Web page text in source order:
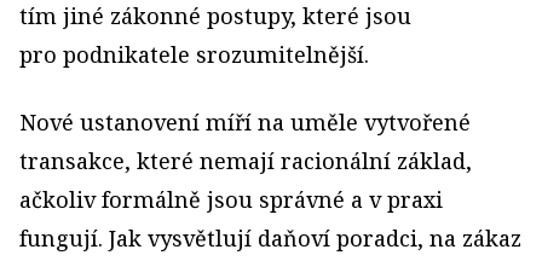
tím jiné zákonné postupy, které jsou
pro podnikatele srozumitelnější.
Nové ustanovení míří na uměle vytvořené
transakce, které nemají racionální základ,
ačkoliv formálně jsou správné a v praxi
fungují. Jak vysvětlují daňoví poradci, na zákaz